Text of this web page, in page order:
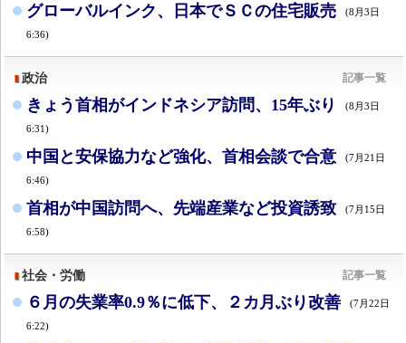
グローバルインク、日本でＳＣの住宅販売 (8月3日
6:36)
政治 記事一覧
きょう首相がインドネシア訪問、15年ぶり (8月3日
6:31)
中国と安保協力など強化、首相会談で合意 (7月21日
6:46)
首相が中国訪問へ、先端産業など投資誘致 (7月15日
6:58)
社会・労働 記事一覧
６月の失業率0.9％に低下、２カ月ぶり改善 (7月22日
6:22)